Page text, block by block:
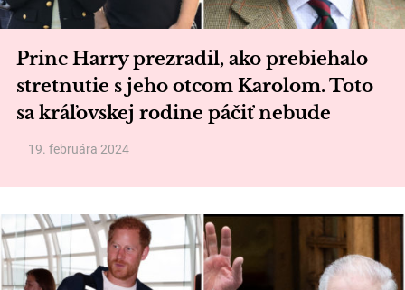
Princ Harry prezradil, ako prebiehalo
stretnutie s jeho otcom Karolom. Toto
sa kráľovskej rodine páčiť nebude
19. februára 2024